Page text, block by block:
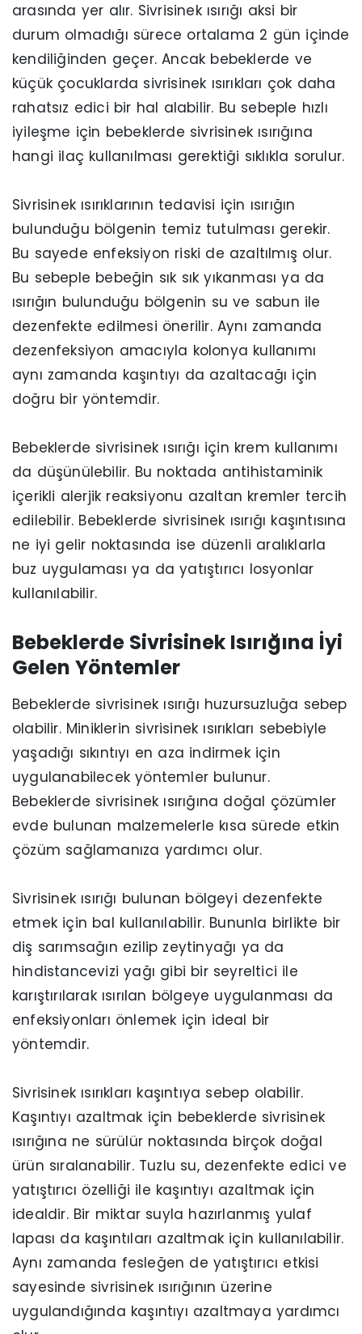
arasında yer alır. Sivrisinek ısırığı aksi bir
durum olmadığı sürece ortalama 2 gün içinde
kendiliğinden geçer. Ancak bebeklerde ve
küçük çocuklarda sivrisinek ısırıkları çok daha
rahatsız edici bir hal alabilir. Bu sebeple hızlı
iyileşme için bebeklerde sivrisinek ısırığına
hangi ilaç kullanılması gerektiği sıklıkla sorulur.
Sivrisinek ısırıklarının tedavisi için ısırığın
bulunduğu bölgenin temiz tutulması gerekir.
Bu sayede enfeksiyon riski de azaltılmış olur.
Bu sebeple bebeğin sık sık yıkanması ya da
ısırığın bulunduğu bölgenin su ve sabun ile
dezenfekte edilmesi önerilir. Aynı zamanda
dezenfeksiyon amacıyla kolonya kullanımı
aynı zamanda kaşıntıyı da azaltacağı için
doğru bir yöntemdir.
Bebeklerde sivrisinek ısırığı için krem kullanımı
da düşünülebilir. Bu noktada antihistaminik
içerikli alerjik reaksiyonu azaltan kremler tercih
edilebilir. Bebeklerde sivrisinek ısırığı kaşıntısına
ne iyi gelir noktasında ise düzenli aralıklarla
buz uygulaması ya da yatıştırıcı losyonlar
kullanılabilir.
Bebeklerde Sivrisinek Isırığına İyi
Gelen Yöntemler
Bebeklerde sivrisinek ısırığı huzursuzluğa sebep
olabilir. Miniklerin sivrisinek ısırıkları sebebiyle
yaşadığı sıkıntıyı en aza indirmek için
uygulanabilecek yöntemler bulunur.
Bebeklerde sivrisinek ısırığına doğal çözümler
evde bulunan malzemelerle kısa sürede etkin
çözüm sağlamanıza yardımcı olur.
Sivrisinek ısırığı bulunan bölgeyi dezenfekte
etmek için bal kullanılabilir. Bununla birlikte bir
diş sarımsağın ezilip zeytinyağı ya da
hindistancevizi yağı gibi bir seyreltici ile
karıştırılarak ısırılan bölgeye uygulanması da
enfeksiyonları önlemek için ideal bir
yöntemdir.
Sivrisinek ısırıkları kaşıntıya sebep olabilir.
Kaşıntıyı azaltmak için bebeklerde sivrisinek
ısırığına ne sürülür noktasında birçok doğal
ürün sıralanabilir. Tuzlu su, dezenfekte edici ve
yatıştırıcı özelliği ile kaşıntıyı azaltmak için
idealdir. Bir miktar suyla hazırlanmış yulaf
lapası da kaşıntıları azaltmak için kullanılabilir.
Aynı zamanda fesleğen de yatıştırıcı etkisi
sayesinde sivrisinek ısırığının üzerine
uygulandığında kaşıntıyı azaltmaya yardımcı